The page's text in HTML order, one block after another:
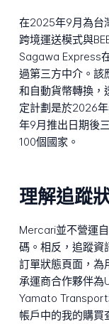
在2025年9月為台
跨境運送模式與
Sagawa Express
過第三方中介。該
和自動貨幣轉換，
定計劃是於2026
年9月推出日期後
100個國家。
理解追蹤
Mercari並不營運
碼。相反，追蹤資
訂單狀態頁面，為
承運商合作夥伴為
Yamato
帳戶中的我的購買